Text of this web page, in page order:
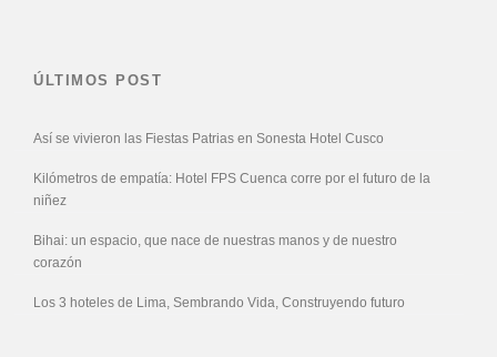
ÚLTIMOS POST
Así se vivieron las Fiestas Patrias en Sonesta Hotel Cusco
Kilómetros de empatía: Hotel FPS Cuenca corre por el futuro de la
niñez
Bihai: un espacio, que nace de nuestras manos y de nuestro
corazón
Los 3 hoteles de Lima, Sembrando Vida, Construyendo futuro